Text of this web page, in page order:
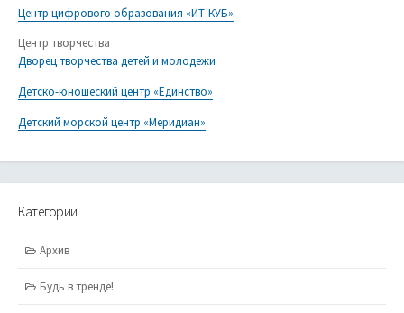
Центр цифрового образования «ИТ-КУБ»
Центр творчества
Дворец творчества детей и молодежи
Детско-юношеский центр «Единство»
Детский морской центр «Меридиан»
Категории
Архив
Будь в тренде!